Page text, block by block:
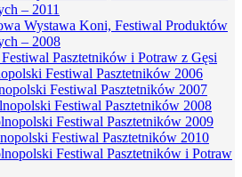
– 2011
Wystawa Koni, Festiwal Produktów
– 2008
Pasztetników i Potraw z Gęsi
Festiwal Pasztetników 2006
Festiwal Pasztetników 2007
Festiwal Pasztetników 2008
Festiwal Pasztetników 2009
Festiwal Pasztetników 2010
Festiwal Pasztetników i Potraw